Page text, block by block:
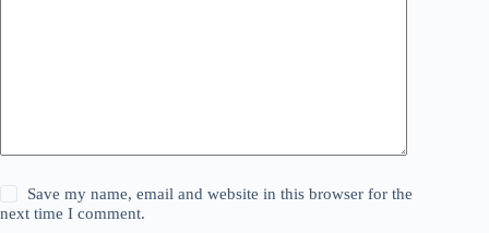
Save my name, email and website in this browser for the
next time I comment.